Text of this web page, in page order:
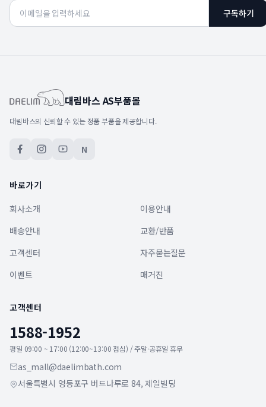
구독하기
대림바스 AS부품몰
대림바스의 신뢰할 수 있는 정품 부품을 제공합니다.
N
바로가기
회사소개
이용안내
배송안내
교환/반품
고객센터
자주묻는질문
이벤트
매거진
고객센터
1588-1952
평일 09:00 ~ 17:00 (12:00~13:00 점심) / 주말·공휴일 휴무
as_mall@daelimbath.com
서울특별시 영등포구 버드나루로 84, 제일빌딩